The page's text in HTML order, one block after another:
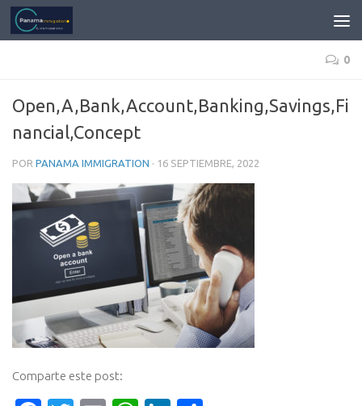
0
Open,A,Bank,Account,Banking,Savings,Fi
nancial,Concept
POR PANAMA IMMIGRATION · 16 SEPTIEMBRE, 2022
Comparte este post: